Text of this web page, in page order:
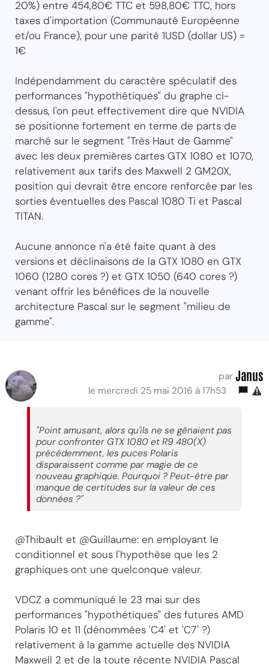
20%) entre 454,80€ TTC et 598,80€ TTC, hors
taxes d'importation (Communauté Européenne
et/ou France), pour une parité 1USD (dollar US) =
1€
Indépendamment du caractère spéculatif des
performances "hypothétiques" du graphe ci-
dessus, l'on peut effectivement dire que NVIDIA
se positionne fortement en terme de parts de
marché sur le segment "Très Haut de Gamme"
avec les deux premières cartes GTX 1080 et 1070,
relativement aux tarifs des Maxwell 2 GM20X,
position qui devrait être encore renforcée par les
sorties éventuelles des Pascal 1080 Ti et Pascal
TITAN.
Aucune annonce n'a été faite quant à des
versions et déclinaisons de la GTX 1080 en GTX
1060 (1280 cores ?) et GTX 1050 (640 cores ?)
venant offrir les bénéfices de la nouvelle
architecture Pascal sur le segment "milieu de
gamme".
par Janus
le mercredi 25 mai 2016 à 17h53
"Point amusant, alors qu'ils ne se gênaient pas
pour confronter GTX 1080 et R9 480(X)
précédemment, les puces Polaris
disparaissent comme par magie de ce
nouveau graphique. Pourquoi ? Peut-être par
manque de certitudes sur la valeur de ces
données ?"
@Thibault et @Guillaume: en employant le
conditionnel et sous l'hypothèse que les 2
graphiques ont une quelconque valeur.
VDCZ a communiqué le 23 mai sur des
performances "hypothétiques" des futures AMD
Polaris 10 et 11 (dénommées 'C4' et 'C7' ?)
relativement à la gamme actuelle des NVIDIA
Maxwell 2 et de la toute récente NVIDIA Pascal